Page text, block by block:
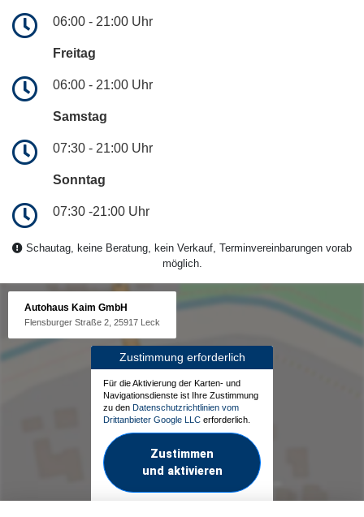
06:00 - 21:00 Uhr
Freitag
06:00 - 21:00 Uhr
Samstag
07:30 - 21:00 Uhr
Sonntag
07:30 -21:00 Uhr
Schautag, keine Beratung, kein Verkauf, Terminvereinbarungen vorab
möglich.
Autohaus Kaim GmbH
Flensburger Straße 2, 25917 Leck
Zustimmung erforderlich
Für die Aktivierung der Karten- und
Navigationsdienste ist Ihre Zustimmung
zu den Datenschutzrichtlinien vom
Drittanbieter Google LLC erforderlich.
Zustimmen
und aktivieren